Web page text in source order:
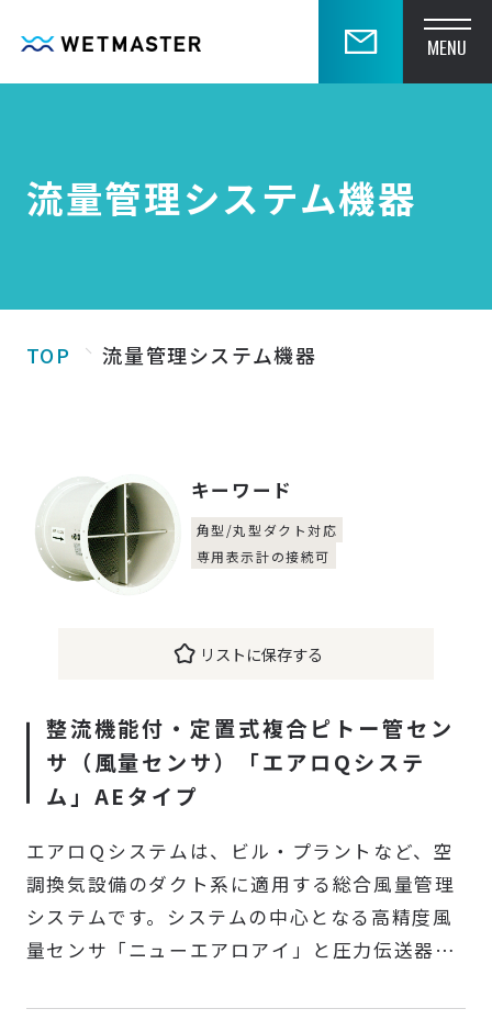
MENU
流量管理システム機器
TOP 流量管理システム機器
キーワード
角型/丸型ダクト対応
専用表示計の接続可
リストに保存する
整流機能付・定置式複合ピトー管セン
サ（風量センサ）「エアロQシステ
ム」AEタイプ
エアロＱシステムは、ビル・プラントなど、空
調換気設備のダクト系に適用する総合風量管理
システムです。システムの中心となる高精度風
量センサ「ニューエアロアイ」と圧力伝送器、
「検出-変換-調節-指示」を網羅しています。